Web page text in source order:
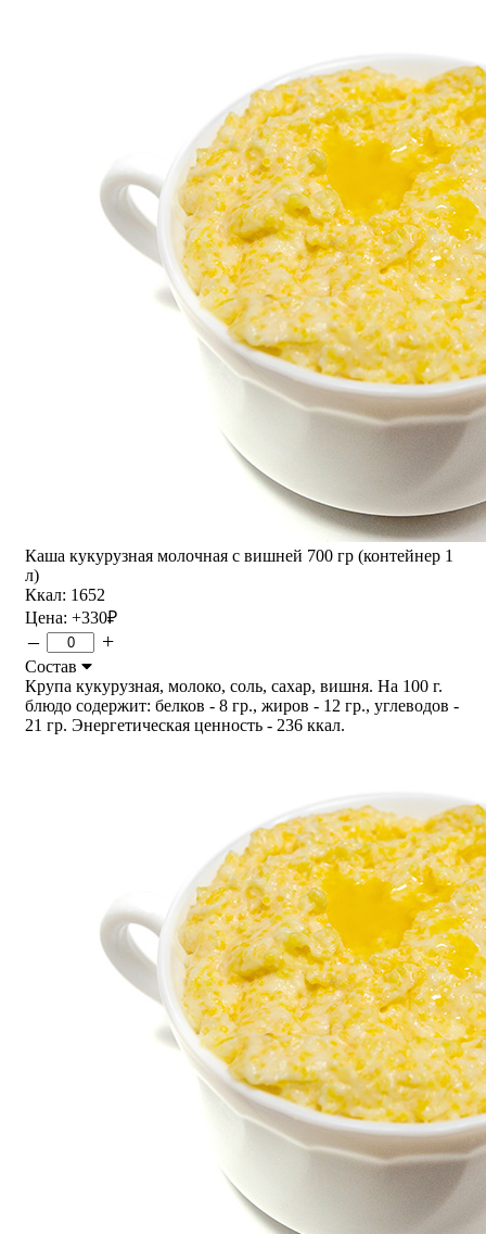
Каша кукурузная молочная с вишней 700 гр (контейнер 1
л)
Ккал: 1652
Цена: +330₽
– +
Состав
Крупа кукурузная, молоко, соль, сахар, вишня. На 100 г.
блюдо содержит: белков - 8 гр., жиров - 12 гр., углеводов -
21 гр. Энергетическая ценность - 236 ккал.